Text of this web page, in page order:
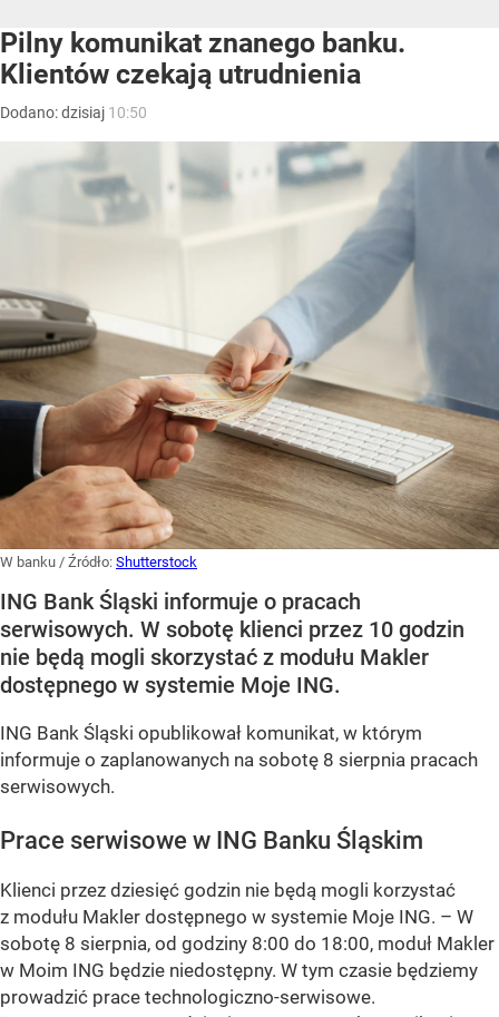
Pilny komunikat znanego banku.
Klientów czekają utrudnienia
Dodano:dzisiaj 10:50
W banku / Źródło: Shutterstock
ING Bank Śląski informuje o pracach
serwisowych. W sobotę klienci przez 10 godzin
nie będą mogli skorzystać z modułu Makler
dostępnego w systemie Moje ING.
ING Bank Śląski opublikował komunikat, w którym
informuje o zaplanowanych na sobotę 8 sierpnia pracach
serwisowych.
Prace serwisowe w ING Banku Śląskim
Klienci przez dziesięć godzin nie będą mogli korzystać
z modułu Makler dostępnego w systemie Moje ING. – W
sobotę 8 sierpnia, od godziny 8:00 do 18:00, moduł Makler
w Moim ING będzie niedostępny. W tym czasie będziemy
prowadzić prace technologiczno-serwisowe.